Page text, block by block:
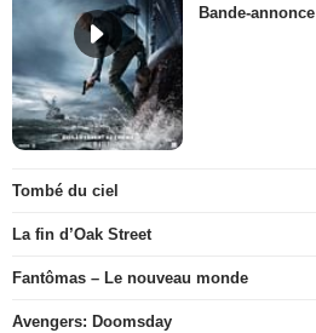
Bande-annonce
Tombé du ciel
La fin d’Oak Street
Fantômas – Le nouveau monde
Avengers: Doomsday